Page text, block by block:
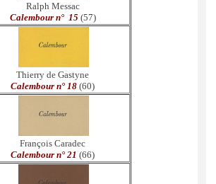
Ralph Messac
Calembour n° 15 (57)
Thierry de Gastyne
Calembour n° 18 (60)
François Caradec
Calembour n° 21 (66)